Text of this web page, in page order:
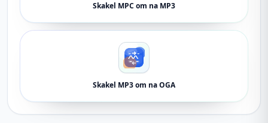
Skakel MPC om na MP3
Skakel MP3 om na OGA